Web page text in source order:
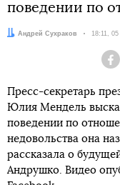
поведении по
Автор:
Андрей Сухраков Дата:
18:11, 05
Пресс-секретарь
Юлия Мендель
поведении по
недовольства она
рассказала о
Андрушко. Видео